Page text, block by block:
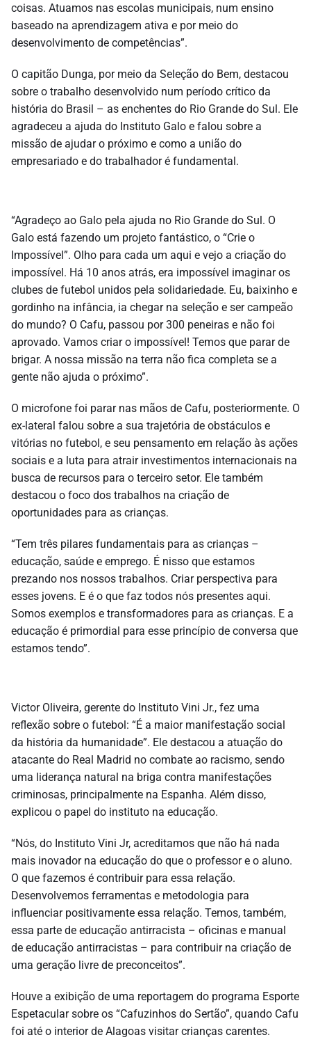
coisas. Atuamos nas escolas municipais, num ensino
baseado na aprendizagem ativa e por meio do
desenvolvimento de competências”.
O capitão Dunga, por meio da Seleção do Bem, destacou
sobre o trabalho desenvolvido num período crítico da
história do Brasil – as enchentes do Rio Grande do Sul. Ele
agradeceu a ajuda do Instituto Galo e falou sobre a
missão de ajudar o próximo e como a união do
empresariado e do trabalhador é fundamental.
“Agradeço ao Galo pela ajuda no Rio Grande do Sul. O
Galo está fazendo um projeto fantástico, o “Crie o
Impossível”. Olho para cada um aqui e vejo a criação do
impossível. Há 10 anos atrás, era impossível imaginar os
clubes de futebol unidos pela solidariedade. Eu, baixinho e
gordinho na infância, ia chegar na seleção e ser campeão
do mundo? O Cafu, passou por 300 peneiras e não foi
aprovado. Vamos criar o impossível! Temos que parar de
brigar. A nossa missão na terra não fica completa se a
gente não ajuda o próximo”.
O microfone foi parar nas mãos de Cafu, posteriormente. O
ex-lateral falou sobre a sua trajetória de obstáculos e
vitórias no futebol, e seu pensamento em relação às ações
sociais e a luta para atrair investimentos internacionais na
busca de recursos para o terceiro setor. Ele também
destacou o foco dos trabalhos na criação de
oportunidades para as crianças.
“Tem três pilares fundamentais para as crianças –
educação, saúde e emprego. É nisso que estamos
prezando nos nossos trabalhos. Criar perspectiva para
esses jovens. E é o que faz todos nós presentes aqui.
Somos exemplos e transformadores para as crianças. E a
educação é primordial para esse princípio de conversa que
estamos tendo”.
Victor Oliveira, gerente do Instituto Vini Jr., fez uma
reflexão sobre o futebol: “É a maior manifestação social
da história da humanidade”. Ele destacou a atuação do
atacante do Real Madrid no combate ao racismo, sendo
uma liderança natural na briga contra manifestações
criminosas, principalmente na Espanha. Além disso,
explicou o papel do instituto na educação.
“Nós, do Instituto Vini Jr, acreditamos que não há nada
mais inovador na educação do que o professor e o aluno.
O que fazemos é contribuir para essa relação.
Desenvolvemos ferramentas e metodologia para
influenciar positivamente essa relação. Temos, também,
essa parte de educação antirracista – oficinas e manual
de educação antirracistas – para contribuir na criação de
uma geração livre de preconceitos”.
Houve a exibição de uma reportagem do programa Esporte
Espetacular sobre os “Cafuzinhos do Sertão”, quando Cafu
foi até o interior de Alagoas visitar crianças carentes.